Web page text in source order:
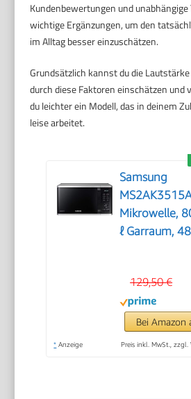
Kundenbewertungen und
wichtige Ergänzungen, um den
im Alltag besser einzuschätzen.
Grundsätzlich kannst du die
durch diese Faktoren einschätzen und
du leichter ein Modell, das in deinem
leise arbeitet.
Samsung
Mikrowelle,
ℓ Garraum,
Inneraum,
QuickDefrost
Silber
129,50 €
Bei Amazon
* Anzeige Preis inkl. MwSt., zzgl.